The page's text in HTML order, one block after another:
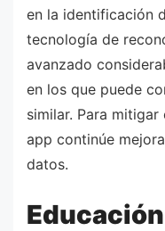
en la identificación
tecnología de
avanzado
en los que puede
similar. Para
app continúe
datos.